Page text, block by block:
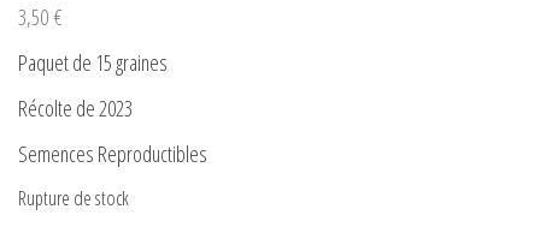
3,50 €
Paquet de 15 graines
Récolte de 2023
Semences Reproductibles
Rupture de stock